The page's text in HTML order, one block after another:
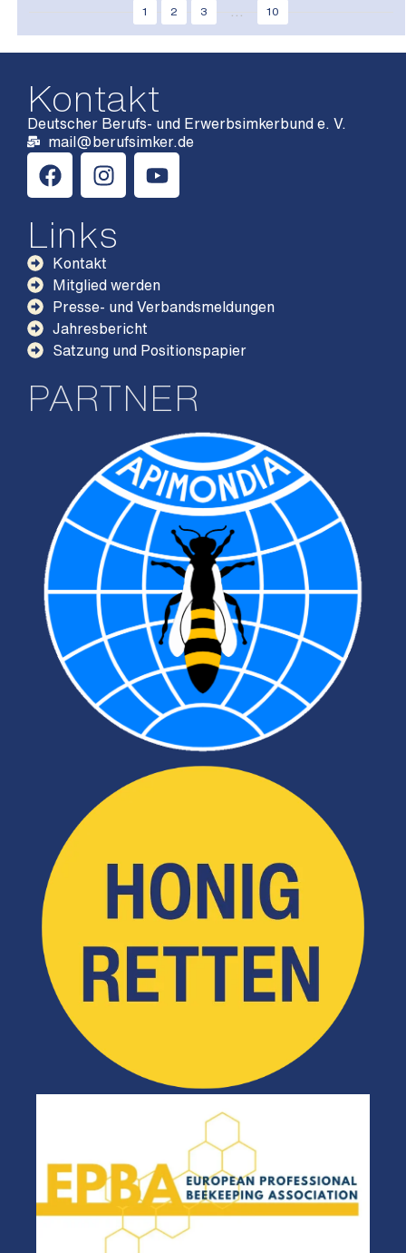
1
2 3 10
Kontakt
Deutscher Berufs- und Erwerbsimkerbund e. V.
mail@berufsimker.de
Links
Kontakt
Mitglied werden
Presse- und Verbandsmeldungen
Jahresbericht
Satzung und Positionspapier
PARTNER